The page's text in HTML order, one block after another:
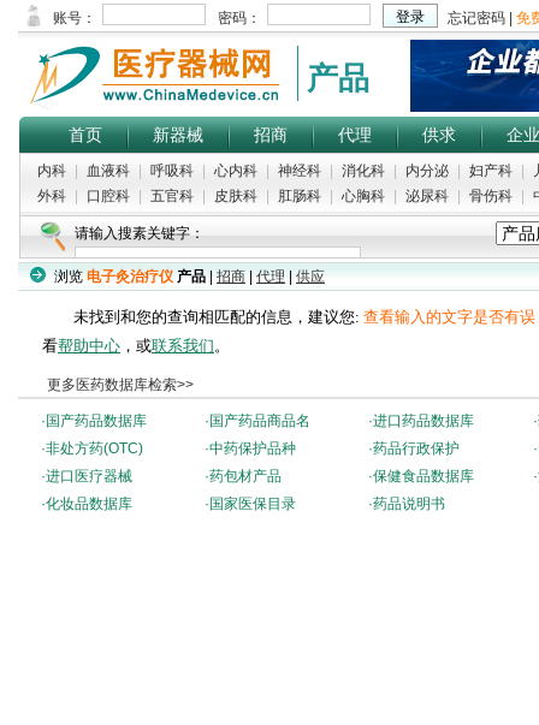
产品
首页 新器械 招商 代理 供求 企业
内科 血液科 呼吸科 心内科 神经科 消化科 内分泌 妇产科
外科
口腔科 五官科 皮肤科 肛肠科 心胸科 泌尿科 骨伤科
请输入搜素关键字：
浏览 电子灸治疗仪 产品 招商 代理 供应
未找到和您的查询相匹配的信息，建议您: 查看输入的文字是否有误
看帮助中心 ，或联系我们。
更多医药数据库检索>>
· 国产药品数据库 · 国产药品商品名 ·进口药品数据库 ·
·非处方药(OTC) ·中药保护品种 ·药品行政保护 ·
·进口医疗器械 ·药包材产品 ·保健食品数据库 ·
·化妆品数据库 · 国家医保目录 ·药品说明书